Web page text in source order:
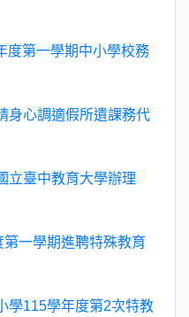
度第一學期中小學校務
身心調適假所遺課務代
立臺中教育大學辦理
一學期進聘特殊教育
學115學年度第2次特教